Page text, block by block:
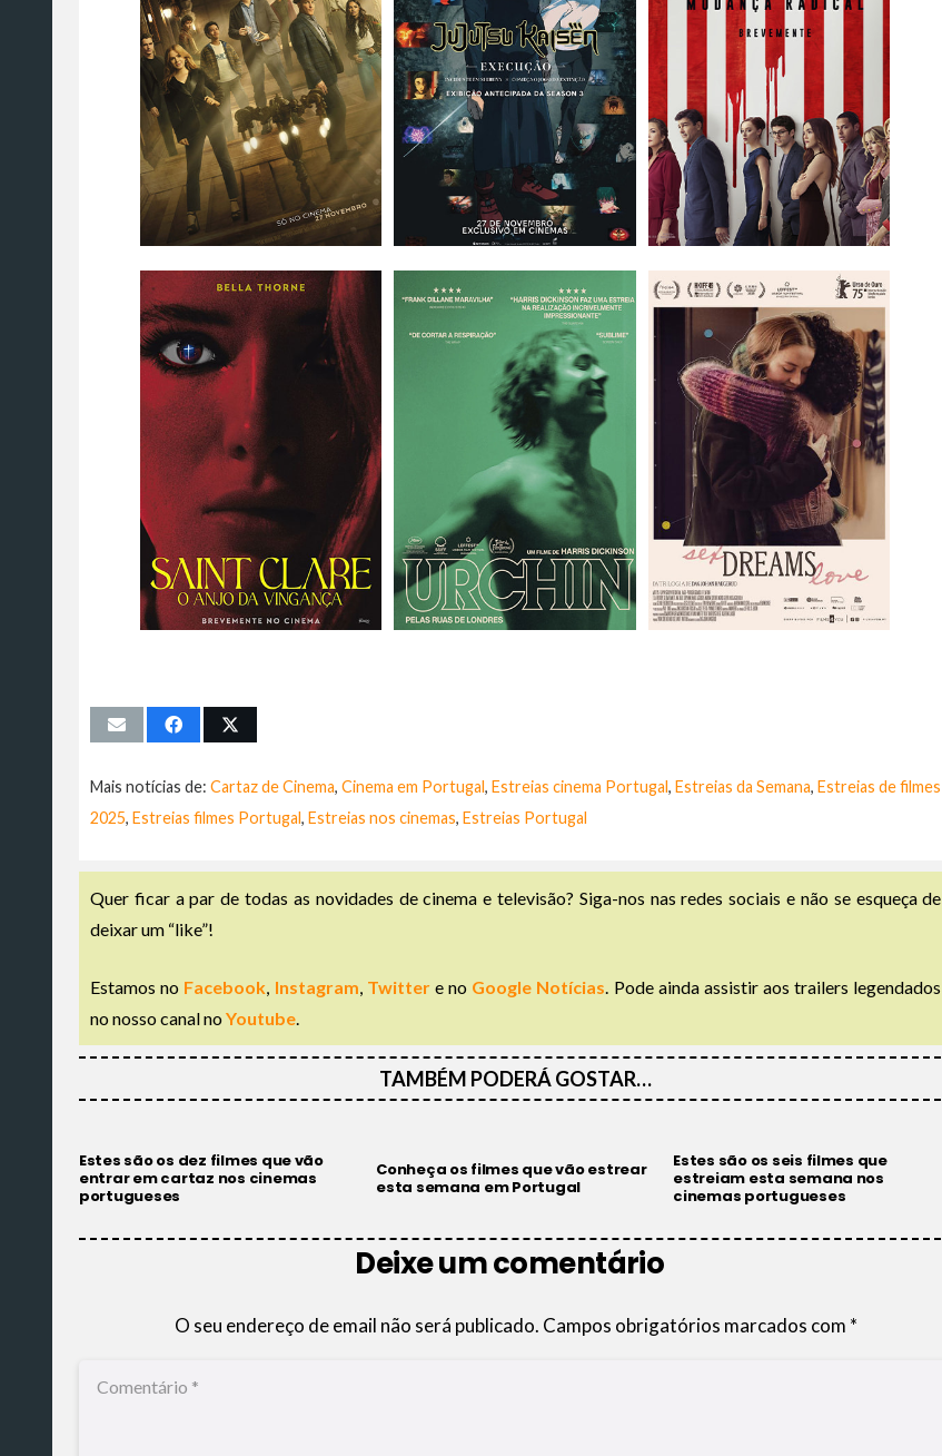
Mais notícias de: Cartaz de Cinema, Cinema em Portugal, Estreias cinema Portugal, Estreias da Semana, Estreias de filmes
2025, Estreias filmes Portugal, Estreias nos cinemas, Estreias Portugal
Quer ficar a par de todas as novidades de cinema e televisão? Siga-nos nas redes sociais e não se esqueça de
deixar um “like”!
Estamos no Facebook, Instagram, Twittere no Google Notícias. Pode ainda assistir aos trailers legendados
no nosso canal noYoutube.
TAMBÉM PODERÁ GOSTAR…
Estes são os dez filmes que vão
entrar em cartaz nos cinemas
portugueses
Conheça os filmes que vão estrear
esta semana em Portugal
Estes são os seis filmes que
estreiam esta semana nos
cinemas portugueses
Deixe um comentário
O seu endereço de email não será publicado. Campos obrigatórios marcados com *